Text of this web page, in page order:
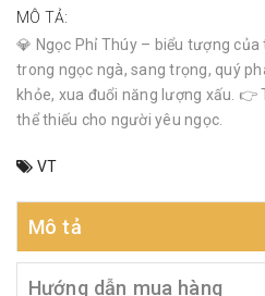
MÔ TẢ:
💎 Ngọc Phỉ Thúy – biểu tượng
trong ngọc ngà, sang trọng, quý
khỏe, xua đuổi năng lượng xấu.
thể thiếu cho người yêu ngọc.
VT
Mô tả
Hướng dẫn mua hàng